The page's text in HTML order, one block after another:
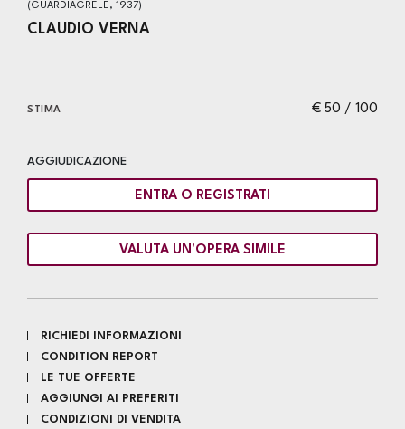
(GUARDIAGRELE, 1937)
CLAUDIO VERNA
€ 50 / 100
STIMA
AGGIUDICAZIONE
ENTRA O REGISTRATI
VALUTA UN'OPERA SIMILE
RICHIEDI INFORMAZIONI
CONDITION REPORT
LE TUE OFFERTE
AGGIUNGI AI PREFERITI
CONDIZIONI DI VENDITA